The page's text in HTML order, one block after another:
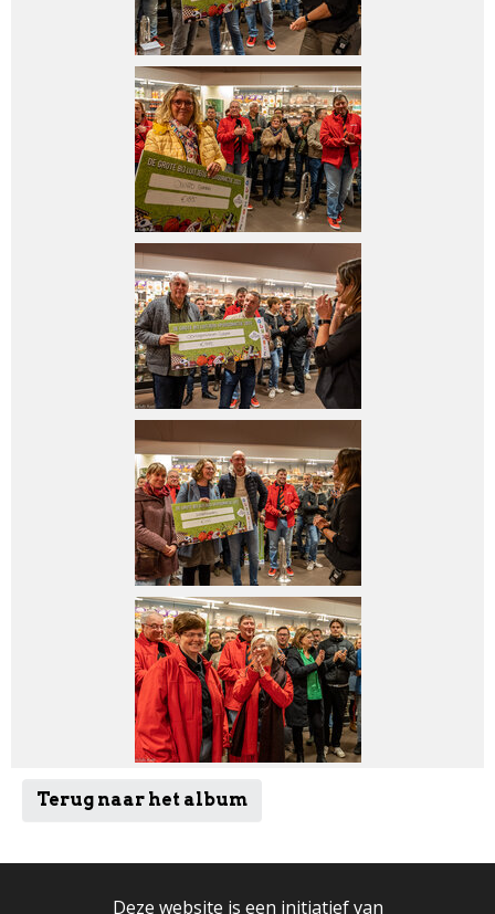
Terug naar het album
Deze website is een initiatief van